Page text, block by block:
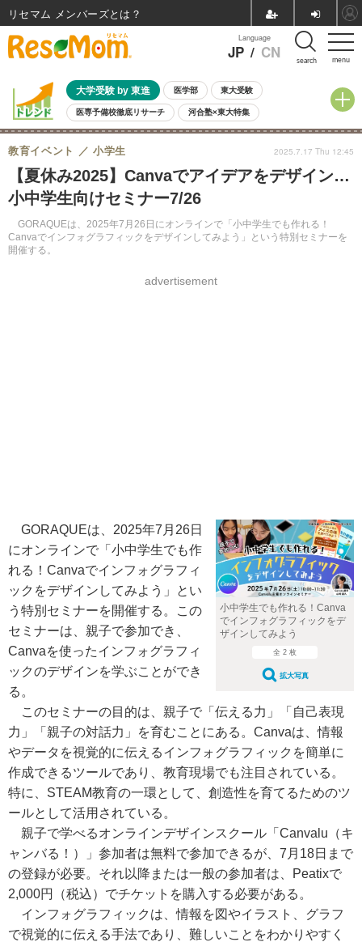
menu
Language
JP / CN search
大学受験 by 東進 医学部 東大受験
医専予備校徹底リサーチ 河合塾×東大特集
親子で考える大学選び 高校受験 中学受験 小学校受験
共通テスト 夏休み
8月開催イベント・WS 全国公立高校 過去問 人気記事
自由研究教材（小学生向け） 自由研究教材（中学生向け）
【夏休み2025】Canvaでアイデアをデザイン…
小中学生向けセミナー7/26
GORAQUEは、2025年7月26日にオンラインで「小中学生でも作れる！
Canvaでインフォグラフィックをデザインしてみよう」という特別セミナーを
開催する。
教育イベント 小学生
advertisement
2025.7.17 Thu 12:45
小中学生でも作れる！Canva
でインフォグラフィックをデ
ザインしてみよう
全 2 枚
拡大写真
GORAQUEは、2025年7月26日
にオンラインで「小中学生でも作
れる！Canvaでインフォグラフィ
ックをデザインしてみよう」とい
う特別セミナーを開催する。この
セミナーは、親子で参加でき、
Canvaを使ったインフォグラフィ
ックのデザインを学ぶことができ
る。
このセミナーの目的は、親子で「伝える力」「自己表現
力」「親子の対話力」を育むことにある。Canvaは、情報
やデータを視覚的に伝えるインフォグラフィックを簡単に
作成できるツールであり、教育現場でも注目されている。
特に、STEAM教育の一環として、創造性を育てるためのツ
ールとして活用されている。
親子で学べるオンラインデザインスクール「Canvalu（キ
ャンバる！）」参加者は無料で参加できるが、7月18日まで
の登録が必要。それ以降または一般の参加者は、Peatixで
2,000円（税込）でチケットを購入する必要がある。
インフォグラフィックは、情報を図やイラスト、グラフ
で視覚的に伝える手法であり、難しいことをわかりやすく
リセマム メンバーズ